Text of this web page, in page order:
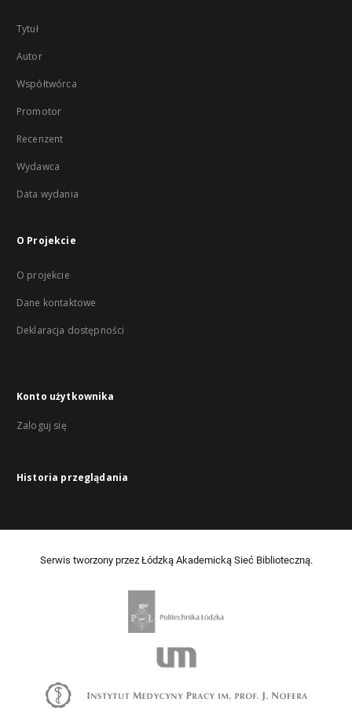
Tytuł
Autor
Współtwórca
Promotor
Recenzent
Wydawca
Data wydania
O Projekcie
O projekcie
Dane kontaktowe
Deklaracja dostępności
Konto użytkownika
Zaloguj się
Historia przeglądania
Serwis tworzony przez Łódzką Akademicką Sieć Biblioteczną.